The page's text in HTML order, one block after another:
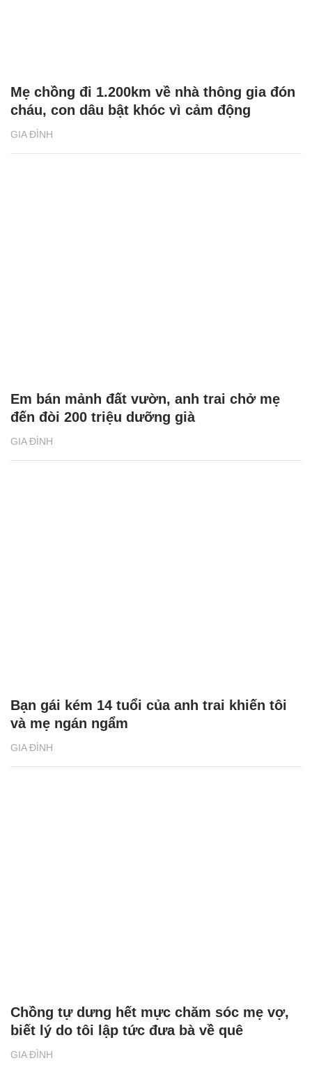
GIA ĐÌNH
Mẹ chồng đi 1.200km về nhà thông gia đón
cháu, con dâu bật khóc vì cảm động
GIA ĐÌNH
Em bán mảnh đất vườn, anh trai chở mẹ
đến đòi 200 triệu dưỡng già
GIA ĐÌNH
Bạn gái kém 14 tuổi của anh trai khiến tôi
và mẹ ngán ngẩm
GIA ĐÌNH
Chồng tự dưng hết mực chăm sóc mẹ vợ,
biết lý do tôi lập tức đưa bà về quê